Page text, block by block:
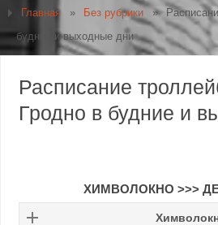
Главная » Без рубрики »
будние и выходные дни
Расписание
Гродно в будние и
ХИМВОЛОКНО >>>